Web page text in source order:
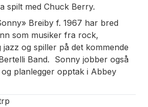
spilt med Chuck Berry.
Breiby f. 1967 har bred
som musiker fra rock,
og spiller på det kommende
Band. Sonny jobber også
planlegger opptak i Abbey